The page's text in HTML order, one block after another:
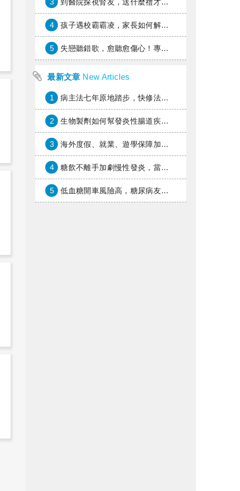
3 到醫院探視腎友，送什麼禮才好？
4 孩子遇校霸霸凌，家長如何解圍？
5 失戀聽錯歌，愈聽愈傷心！專家教你挑對療傷情歌
最新文章 New Articles
1 病主法七年原地踏步，快修法讓病人自主決定善終
2 生物製劑如何幫發炎性腸道疾病患者抗潰瘍？治療進展與健保給付困境一次看
3 海外度假、就業、遊學保障加倍，富邦產險「一期逐夢」專案加碼遠距醫療與緊急救援
4 糖飲不離手加劇慢性發炎，當心老化與慢性病提早報到
5 低血糖開車風險高，糖尿病友上路必學的安全守則